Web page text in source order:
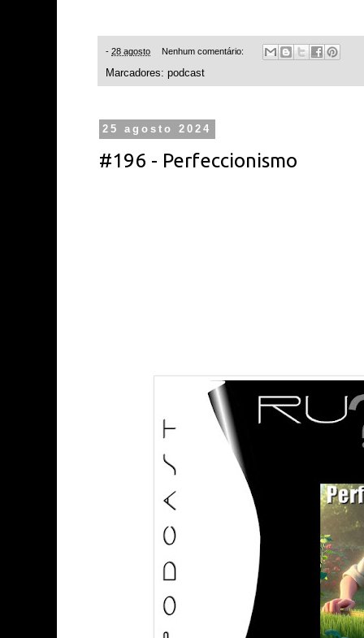
- 28 agosto Nenhum comentário:
Marcadores: podcast
25 agosto 2024
#196 - Perfeccionismo